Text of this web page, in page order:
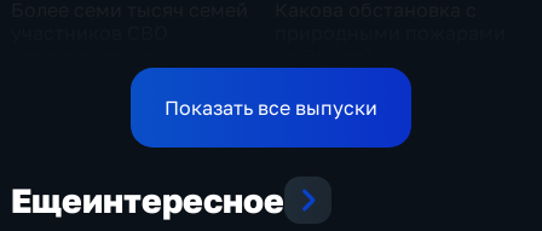
поддержки в Ульяновской
Показать все выпуски
Ещеинтересное